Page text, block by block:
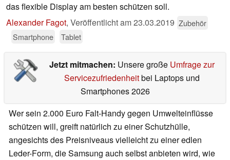
das flexible Display am besten schützen soll.
Alexander Fagot, Veröffentlicht am23.03.2019 Zubehör
Smartphone
Tablet
Jetzt mitmachen: Unsere große Umfrage zur
Servicezufriedenheitbei Laptops und
Smartphones 2026
Wer sein 2.000 Euro Falt-Handy gegen Umwelteinflüsse
schützen will, greift natürlich zu einer Schutzhülle,
angesichts des Preisniveaus vielleicht zu einer edlen
Leder-Form, die Samsung auch selbst anbieten wird, wie